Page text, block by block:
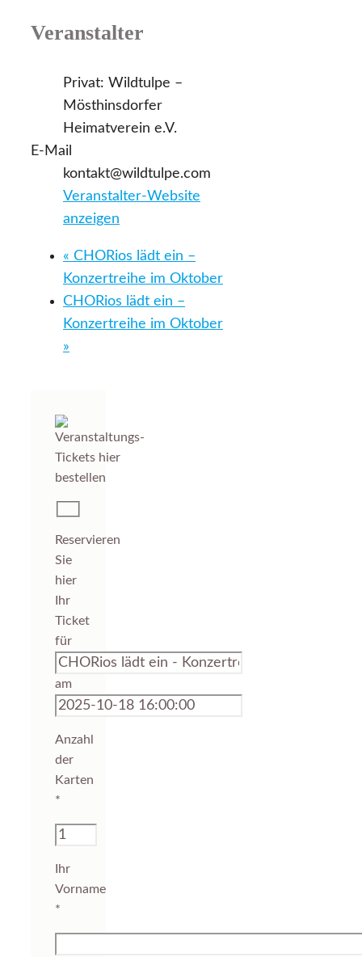
Veranstalter
Privat: Wildtulpe –
Mösthinsdorfer
Heimatverein e.V.
E-Mail
kontakt@wildtulpe.com
Veranstalter-Website
anzeigen
« CHORios lädt ein –
Konzertreihe im Oktober
CHORios lädt ein –
Konzertreihe im Oktober
»
Reservieren
Sie
hier
Ihr
Ticket
für
am
Anzahl
der
Karten
*
Ihr
Vorname
*